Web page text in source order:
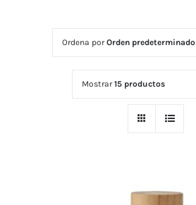
DEPORTES Y OCIO
HERRAMIENTAS
Ordena porOrden predeterminado
Mostrar15 productos